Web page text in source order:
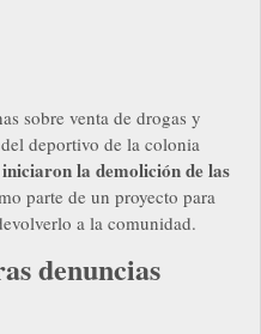
sobre venta de drogas y
deportivo de la colonia
la demolición de las
parte de un proyecto para
a la comunidad.
denuncias